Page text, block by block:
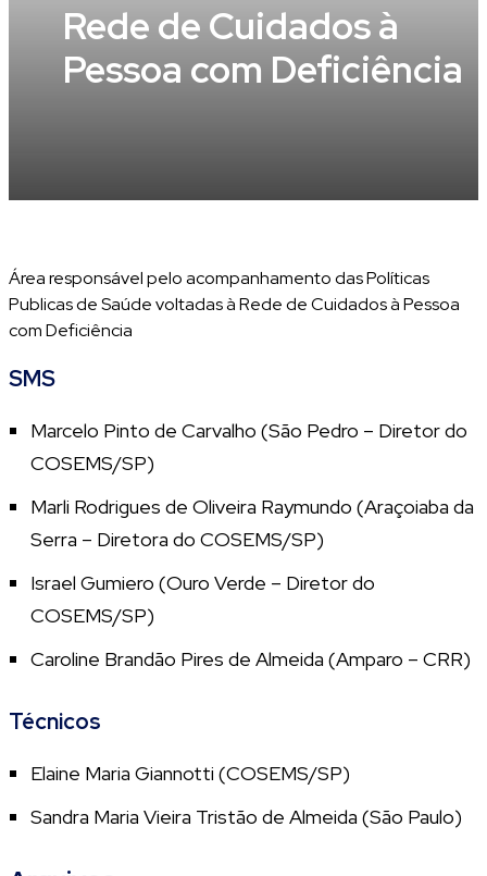
Rede de Cuidados à
Pessoa com Deficiência
Área responsável pelo acompanhamento das Políticas
Publicas de Saúde voltadas à Rede de Cuidados à Pessoa
com Deficiência
SMS
Marcelo Pinto de Carvalho (São Pedro – Diretor do
COSEMS/SP)
Marli Rodrigues de Oliveira Raymundo (Araçoiaba da
Serra – Diretora do COSEMS/SP)
Israel Gumiero (Ouro Verde – Diretor do
COSEMS/SP)
Caroline Brandão Pires de Almeida (Amparo – CRR)
Técnicos
Elaine Maria Giannotti (COSEMS/SP)
Sandra Maria Vieira Tristão de Almeida (São Paulo)